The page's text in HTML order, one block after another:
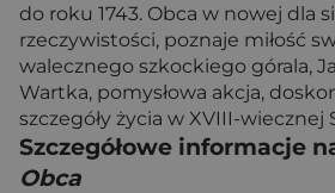
do roku 1743. Obca w nowej dla
rzeczywistości, poznaje miłość
walecznego szkockiego górala,
Wartka, pomysłowa akcja,
szczegóły życia w XVIII-wiecznej
Szczegółowe informacje
Obca